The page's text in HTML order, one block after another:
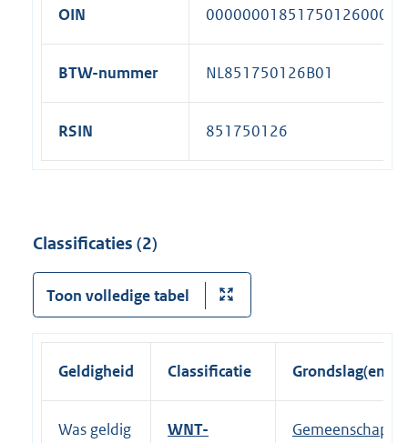
OIN 00000001851750126000
BTW-nummer NL851750126B01
RSIN 851750126
Classificaties (2)
Toon volledige tabel
Geldigheid Classificatie Grondslag(en)
Was geldig
E
WNT-
Gemeenschap